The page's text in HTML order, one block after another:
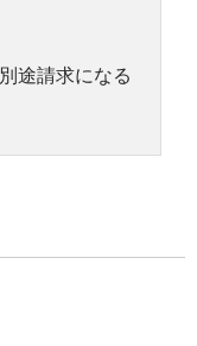
途請求になる